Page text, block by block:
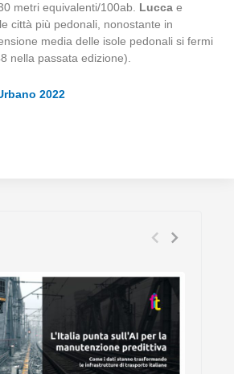
metri equivalenti/100ab.
Lucca e
città più pedonali, nonostante in
media delle isole pedonali si fermi
nella passata edizione).
2022